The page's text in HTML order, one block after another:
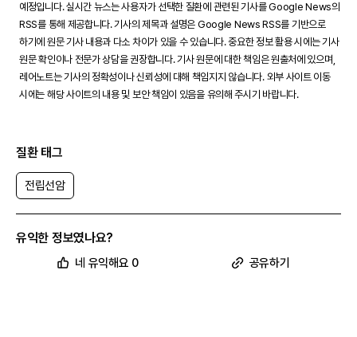
예정입니다. 실시간 뉴스는 사용자가 선택한 질환에 관련된 기사를 Google News의
RSS를 통해 제공합니다. 기사의 제목과 설명은 Google News RSS를 기반으로
하기에 원문 기사 내용과 다소 차이가 있을 수 있습니다. 중요한 정보 활용 시에는 기사
원문 확인이나 전문가 상담을 권장합니다. 기사 원문에 대한 책임은 원출처에 있으며,
레어노트는 기사의 정확성이나 신뢰성에 대해 책임지지 않습니다. 외부 사이트 이동
시에는 해당 사이트의 내용 및 보안 책임이 있음을 유의해 주시기 바랍니다.
질환 태그
전립선암
유익한 정보였나요?
네 유익해요 0 공유하기